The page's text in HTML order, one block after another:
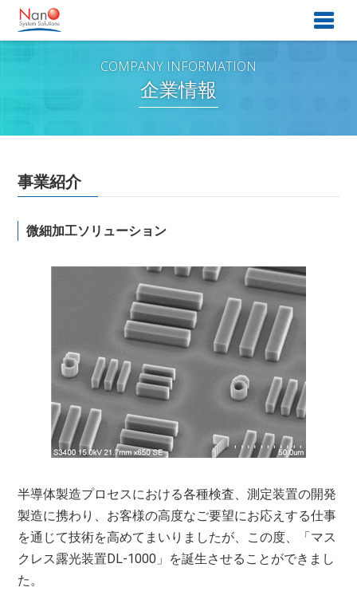
企業情報
事業紹介
微細加工ソリューション
半導体製造プロセスにおける各種検査、測定装置の開発
製造に携わり、お客様の高度なご要望にお応えする仕事
を通じて技術を高めてまいりましたが、この度、「マス
クレス露光装置DL-1000」を誕生させることができまし
た。